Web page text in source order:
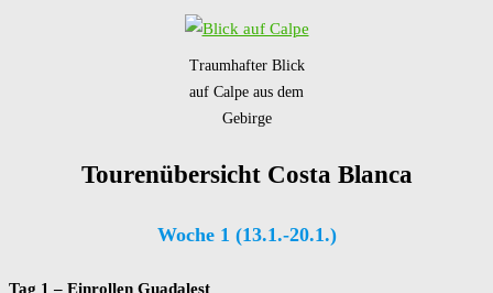
Traumhafter Blick
auf Calpe aus dem
Gebirge
Tourenübersicht Costa Blanca
Woche 1 (13.1.-20.1.)
Tag 1 – Einrollen Guadalest